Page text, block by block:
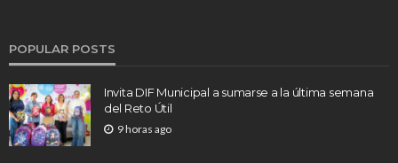
POPULAR POSTS
Invita DIF Municipal a sumarse a la última semana
del Reto Útil
9 horas ago